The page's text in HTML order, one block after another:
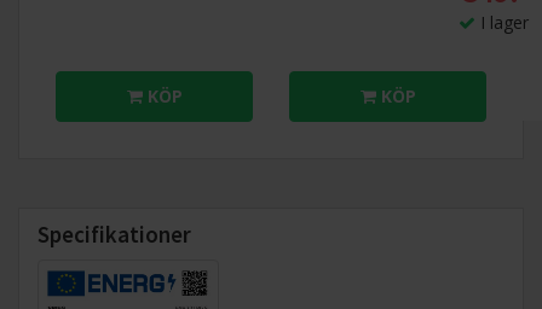
KÖP
I lager
KÖP
Specifikationer